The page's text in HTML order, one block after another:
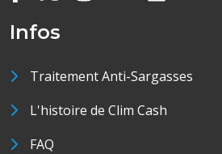
Infos
Traitement Anti-Sargasses
L'histoire de Clim Cash
FAQ